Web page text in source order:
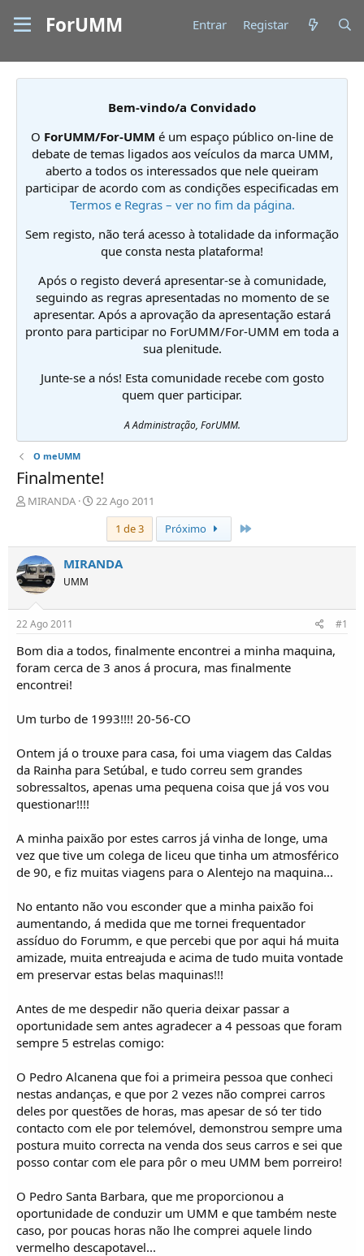
ForUMM Entrar Registar
Bem-vindo/a Convidado
O ForUMM/For-UMM é um espaço público on-line de
debate de temas ligados aos veículos da marca UMM,
aberto a todos os interessados que nele queiram
participar de acordo com as condições especificadas em
Termos e Regras – ver no fim da página.
Sem registo, não terá acesso à totalidade da informação
que consta nesta plataforma!
Após o registo deverá apresentar-se à comunidade,
seguindo as regras apresentadas no momento de se
apresentar. Após a aprovação da apresentação estará
pronto para participar no ForUMM/For-UMM em toda a
sua plenitude.
Junte-se a nós! Esta comunidade recebe com gosto
quem quer participar.
A Administração, ForUMM.
O meUMM
Finalmente!
I
c
i
a
d
d
e
ó
p
c
s
MIRANDA
D
a
d
e
i
22 Ago 2011
1 de 3
Próximo
MIRANDA
UMM
22 Ago 2011 #1
Bom dia a todos, finalmente encontrei a minha maquina,
foram cerca de 3 anos á procura, mas finalmente
encontrei!
Um turbo de 1993!!!! 20-56-CO
Ontem já o trouxe para casa, foi uma viagem das Caldas
da Rainha para Setúbal, e tudo correu sem grandes
sobressaltos, apenas uma pequena coisa que já vos vou
questionar!!!!
A minha paixão por estes carros já vinha de longe, uma
vez que tive um colega de liceu que tinha um atmosférico
de 90, e fiz muitas viagens para o Alentejo na maquina...
No entanto não vou esconder que a minha paixão foi
aumentando, á medida que me tornei frequentador
assíduo do Forumm, e que percebi que por aqui há muita
amizade, muita entreajuda e acima de tudo muita vontade
em preservar estas belas maquinas!!!
Antes de me despedir não queria deixar passar a
oportunidade sem antes agradecer a 4 pessoas que foram
sempre 5 estrelas comigo:
O Pedro Alcanena que foi a primeira pessoa que conheci
nestas andanças, e que por 2 vezes não comprei carros
deles por questões de horas, mas apesar de só ter tido
contacto com ele por telemóvel, demonstrou sempre uma
postura muito correcta na venda dos seus carros e sei que
posso contar com ele para pôr o meu UMM bem porreiro!
O Pedro Santa Barbara, que me proporcionou a
oportunidade de conduzir um UMM e que também neste
caso, por poucas horas não lhe comprei aquele lindo
vermelho descapotavel...